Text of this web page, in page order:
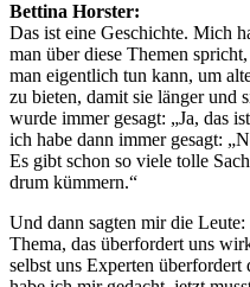
Bettina Horster:
Das ist eine Geschichte. Mich
man über diese Themen
man eigentlich tun kann, um
zu bieten, damit sie länger und
wurde immer gesagt: „Ja, das
ich habe dann immer gesagt:
Es gibt schon so viele tolle
drum kümmern.“
Und dann sagten mir die
Thema, das überfordert uns
selbst uns Experten überfordert